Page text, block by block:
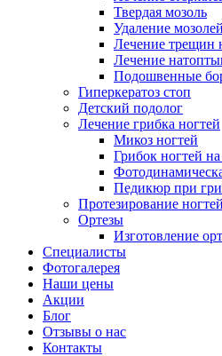
Твердая мозоль
Удаление мозолей
Лечение трещин
Лечение
Подошвенные
Гиперкератоз стоп
Детский подолог
Лечение грибка ногтей
Микоз ногтей
Грибок ногтей
Педикюр при
Протезирование ногтей
Ортезы
Изготовление
Специалисты
Фотогалерея
Наши цены
Акции
Блог
Отзывы о нас
Контакты